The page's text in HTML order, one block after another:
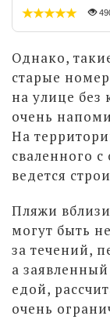
Однако,
старые
на улице
очень
На
сваленного
ведется
Пляжи
могут быть
за течений,
а
едой,
очень